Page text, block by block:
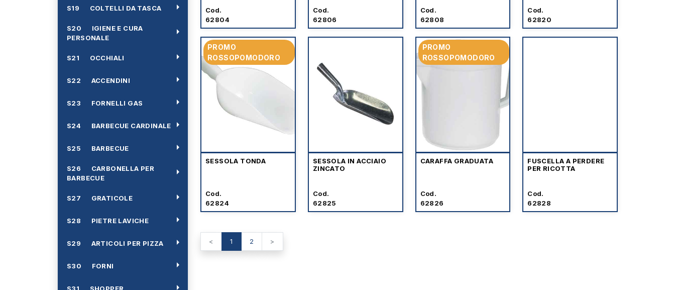
S19 COLTELLI DA TASCA arrow_right
S20 IGIENE E CURA
PERSONALE
arrow_right
S21 OCCHIALI arrow_right
S22 ACCENDINI arrow_right
S23 FORNELLI GAS arrow_right
S24 BARBECUE CARDINALE arrow_right
S25 BARBECUE arrow_right
S26 CARBONELLA PER
BARBECUE
arrow_right
S27 GRATICOLE arrow_right
S28 PIETRE LAVICHE arrow_right
S29 ARTICOLI PER PIZZA arrow_right
S30 FORNI arrow_right
S31 SHOPPER arrow_right
Cod.
62804
Cod.
62806
Cod.
62808
Cod.
62820
PROMO
ROSSOPOMODORO
SESSOLA TONDA
Cod.
62824
SESSOLA IN ACCIAIO
ZINCATO
Cod.
62825
PROMO
ROSSOPOMODORO
CARAFFA GRADUATA
Cod.
62826
FUSCELLA A PERDERE
PER RICOTTA
Cod.
62828
< 1 2 >